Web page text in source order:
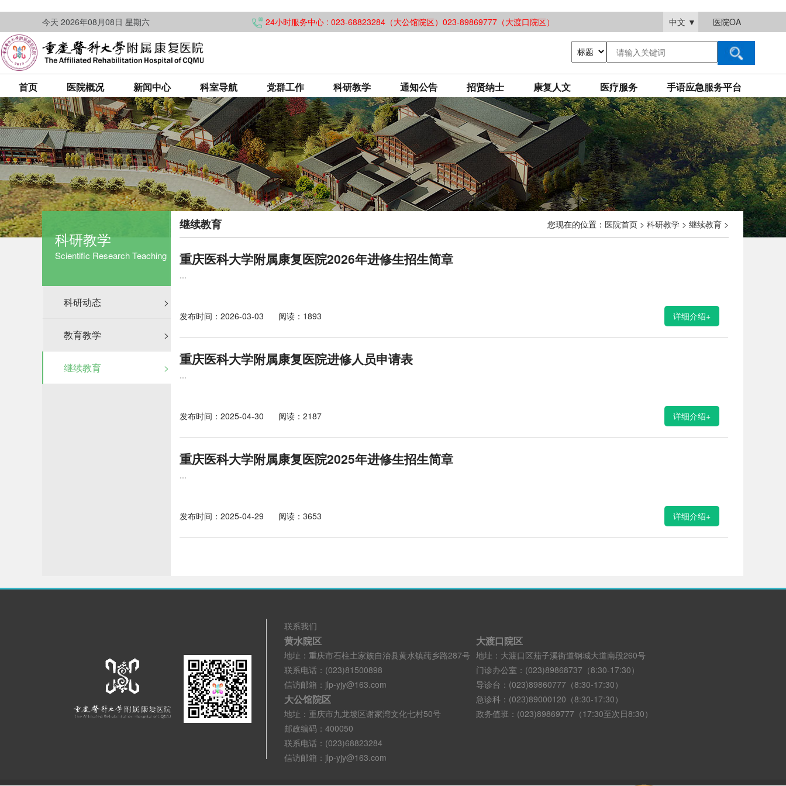
今天 2026年08月08日 星期六 24小时服务中心 : 023-68823284（大公馆院区）023-89869777（大渡口院区） 中文 ▼ 医院OA
首页 医院概况 新闻中心 科室导航 党群工作 科研教学 通知公告 招贤纳士 康复人文 医疗服务 手语应急服务平台
科研教学
Scientific Research Teaching
科研动态 >
教育教学 >
继续教育 >
继续教育 您现在的位置： 医院首页 > 科研教学 > 继续教育 >
重庆医科大学附属康复医院2026年进修生招生简章
...
发布时间：2026-03-03 阅读：1893 详细介绍+
重庆医科大学附属康复医院进修人员申请表
...
发布时间：2025-04-30 阅读：2187 详细介绍+
重庆医科大学附属康复医院2025年进修生招生简章
...
发布时间：2025-04-29 阅读：3653 详细介绍+
联系我们
黄水院区
地址：重庆市石柱土家族自治县黄水镇莼乡路287号
联系电话：(023)81500898
信访邮箱：jlp-yjy@163.com
大公馆院区
地址：重庆市九龙坡区谢家湾文化七村50号
邮政编码：400050
联系电话：(023)68823284
信访邮箱：jlp-yjy@163.com
大渡口院区
地址：大渡口区茄子溪街道钢城大道南段260号
门诊办公室：(023)89868737（8:30-17:30）
导诊台：(023)89860777（8:30-17:30）
急诊科：(023)89000120（8:30-17:30）
政务值班：(023)89869777（17:30至次日8:30）